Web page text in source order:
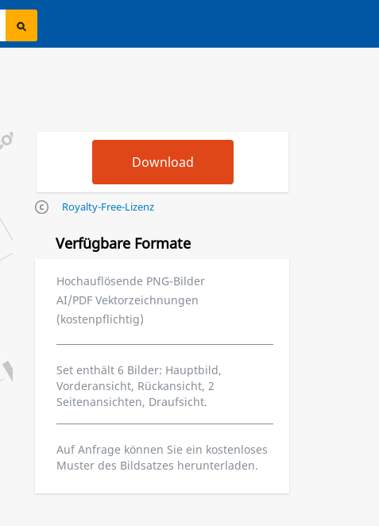
Royalty-Free-Lizenz
Verfügbare Formate
Hochauflösende PNG-Bilder
AI/PDF Vektorzeichnungen
(kostenpflichtig)
Set enthält 6 Bilder: Hauptbild,
Vorderansicht, Rückansicht, 2
Seitenansichten, Draufsicht.
Auf Anfrage können Sie ein kostenloses
Muster des Bildsatzes herunterladen.